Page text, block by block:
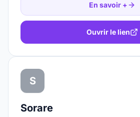
En savoir +
Ouvrir le lien
S
Sorare